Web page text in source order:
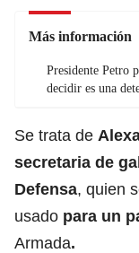
Más información
Presidente Petro
decidir es una
Se trata de
secretaria de
Defensa, quien
usado para un
Armada.